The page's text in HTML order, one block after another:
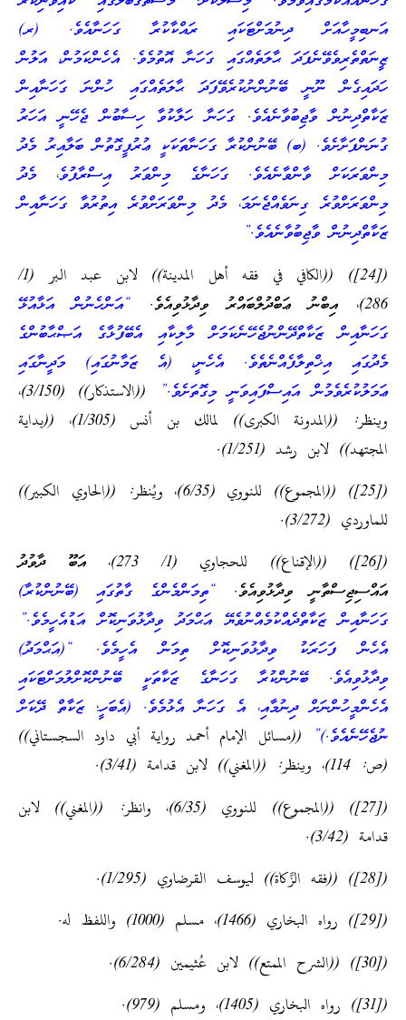
އަނބިމީހާއަށް ދިނުމަށްޓަކައި ރައްކާކުރާ ގަހަނާއެވެ. (ރ)
ޒީނަތްތެރިވެވޭނެފަދަ ޙާލަތެއްގައި ގަހަނާ އޮތުމެވެ. އެހެންކަމުން، އަލުން
ހަދައިގެން ނޫނީ ބޭނުންނުކުރެވޭފަދަ ޙާލަތެއްގައި ހުންނަ ގަހަނާއިން
ޒަކާތްދިނުން ވާޖިބުވާނެއެވެ. ގަހަނާ ހަލާކުވާ ހިސާބުން ޖެހޭނީ އަހަރު
ގުނަންފަށާށެވެ. (ބ) ބޭނުންކުރާ ގަހަނާތަކަކީ ޢުރުފީގޮތުން ބަލާއިރު މެދު
މިންވަރަކަށް ވާންވާނެއެވެ. ގަހަނާގެ މިންވަރު އިސްރާފުވެ، މެދު
މިންވަރަށްވުރެ ގިނަވެއްޖެނަމަ، މެދު މިންވަރަށްވުރެ އިތުރުވާ ގަހަނާއިން
ޒަކާތްދިނުން ވާޖިބުވާނެއެވެ.”
([24]) ((الكافي في فقه أهل المدينة)) لابن عبد البر (1/
286)، އިބްނު ޢަބްދުލްބައްރު ވިދާޅުވިއެވެ.
“އަންހެނުން އަޅާއުޅޭ
ގަހަނާއިން ޒަކާތްދޭންނުޖެހޭނެކަމަށް މާލިކާއި އެބޭފުޅާގެ އަޞްޙާބުންގެ
މެދުގައި އިޚްތިލާފެއްނެތެވެ. އެހެނީ، (އެ ޒަމާނުގައި) މަދީނާގައި
ޢަމަލުކުރެވެމުން އައިސްފައިވަނީ މިގޮތަށެވެ.”
((الاستذكار)) (3/150)،
وينظر: ((المدونة الكبرى)) لمالك بن أنس (1/305)، ((بداية
المجتهد)) لابن رشد (1/251).
([25]) ((المجموع)) للنووي (6/35)، ويُنظر: ((الحاوي الكبير))
للماوردي (3/272).
([26]) ((الإقناع)) للحجاوي (1/ 273)، އަބޫ ދާވުދު
އައްސިޖިސްތާނީ ވިދާޅުވިއެވެ. “ތިމަންމެންގެ ގާތުގައި (ބޭނުންކުރާ)
ގަހަނާއިން ޒަކާތްދެއްކުމެއްނުވެޔޭ އަޙްމަދު ވިދާޅުވަނިކޮށް އަޑުއެހީމެވެ.”
އެހެން ފަހަރަކު ވިދާޅުވަނިކޮށް ތިމަން އެހީމެވެ. “(އަޙްމަދު)
ވިދާޅުވިއެވެ. ބޭނުންކުރާ ގަހަނާގެ ޒަކާތަކީ ބޭނުންކޮށްލުމަށްޓަކައި
އެހެންމީހުންނަށް ދިނުމާއި، އެ ގަހަނާ އެޅުމެވެ. (އެބަހީ؛ ޒަކާތް ދޭކަށް
ނުޖެހޭނެއެވެ.)” ((مسائل الإمام أحمد رواية أبي داود السجستاني))
(ص: 114)، وينظر: ((المغني)) لابن قدامة (3/41).
([27]) ((المجموع)) للنووي (6/35)، وانظر: ((المغني)) لابن
قدامة (3/42).
([28]) ((فقه الزَّكاة)) ليوسف القرضاوي (1/295).
([29]) رواه البخاري (1466)، مسلم (1000) واللفظ له.
([30]) ((الشرح الممتع)) لابن عُثيمين (6/284).
([31]) رواه البخاري (1405)، ومسلم (979).